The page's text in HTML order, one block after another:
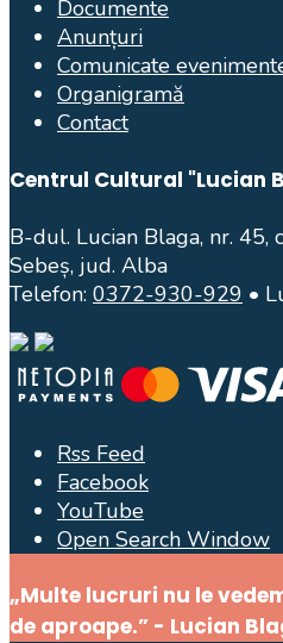
Documente
Anunțuri
Comunicate
Organigramă
Contact
Centrul Cultural "Lucian
B-dul. Lucian Blaga, nr. 45,
Sebeș, jud. Alba
Telefon: 0372-930-929 •
Rss Feed
Facebook
YouTube
Open Search Window
„Multe lucruri nu le
de aproape.” - Lucian